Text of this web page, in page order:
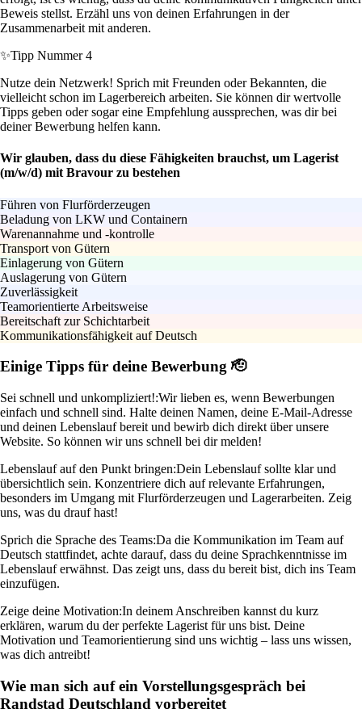
Beweis stellst. Erzähl uns von deinen Erfahrungen in der
Zusammenarbeit mit anderen.
✨Tipp Nummer 4
Nutze dein Netzwerk! Sprich mit Freunden oder Bekannten, die
vielleicht schon im Lagerbereich arbeiten. Sie können dir wertvolle
Tipps geben oder sogar eine Empfehlung aussprechen, was dir bei
deiner Bewerbung helfen kann.
Wir glauben, dass du diese Fähigkeiten brauchst, um Lagerist
(m/w/d) mit Bravour zu bestehen
Führen von Flurförderzeugen
Beladung von LKW und Containern
Warenannahme und -kontrolle
Transport von Gütern
Einlagerung von Gütern
Auslagerung von Gütern
Zuverlässigkeit
Teamorientierte Arbeitsweise
Bereitschaft zur Schichtarbeit
Kommunikationsfähigkeit auf Deutsch
Einige Tipps für deine Bewerbung 🫡
Sei schnell und unkompliziert!:Wir lieben es, wenn Bewerbungen
einfach und schnell sind. Halte deinen Namen, deine E-Mail-Adresse
und deinen Lebenslauf bereit und bewirb dich direkt über unsere
Website. So können wir uns schnell bei dir melden!
Lebenslauf auf den Punkt bringen:Dein Lebenslauf sollte klar und
übersichtlich sein. Konzentriere dich auf relevante Erfahrungen,
besonders im Umgang mit Flurförderzeugen und Lagerarbeiten. Zeig
uns, was du drauf hast!
Sprich die Sprache des Teams:Da die Kommunikation im Team auf
Deutsch stattfindet, achte darauf, dass du deine Sprachkenntnisse im
Lebenslauf erwähnst. Das zeigt uns, dass du bereit bist, dich ins Team
einzufügen.
Zeige deine Motivation:In deinem Anschreiben kannst du kurz
erklären, warum du der perfekte Lagerist für uns bist. Deine
Motivation und Teamorientierung sind uns wichtig – lass uns wissen,
was dich antreibt!
Wie man sich auf ein Vorstellungsgespräch bei
Randstad Deutschland vorbereitet